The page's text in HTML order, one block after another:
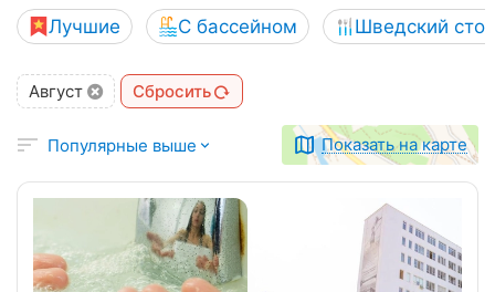
Лучшие С бассейном Шведский стол
Август Сбросить
Популярные выше Показать на карте